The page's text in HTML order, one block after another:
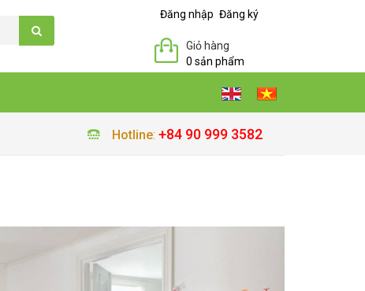
Đăng nhập Đăng ký
Giỏ hàng
0 sản phẩm
Hotline: +84 90 999 3582